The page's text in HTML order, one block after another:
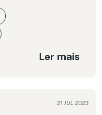
Ler mais
31 JUL 2023